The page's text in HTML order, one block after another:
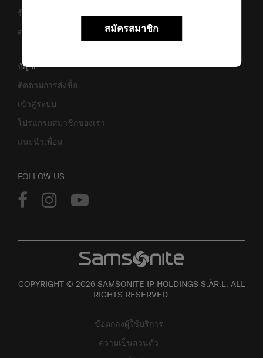
สมัครสมาชิก
ร้านค้า
ความยั่งยืน
บัญชี
ติดตามการสั่งซื้อ
เข้าสู่ระบบ
โปรแกรมสมาชิกของเรา
แนะนำเพื่อน
FOLLOW US
COPYRIGHT © 2026 SAMSONITE IP HOLDINGS S.ÀR.L. ALL
RIGHTS RESERVED.
ข้อตกลงผู้ใช้บริการ
ความเป็นส่วนตัว